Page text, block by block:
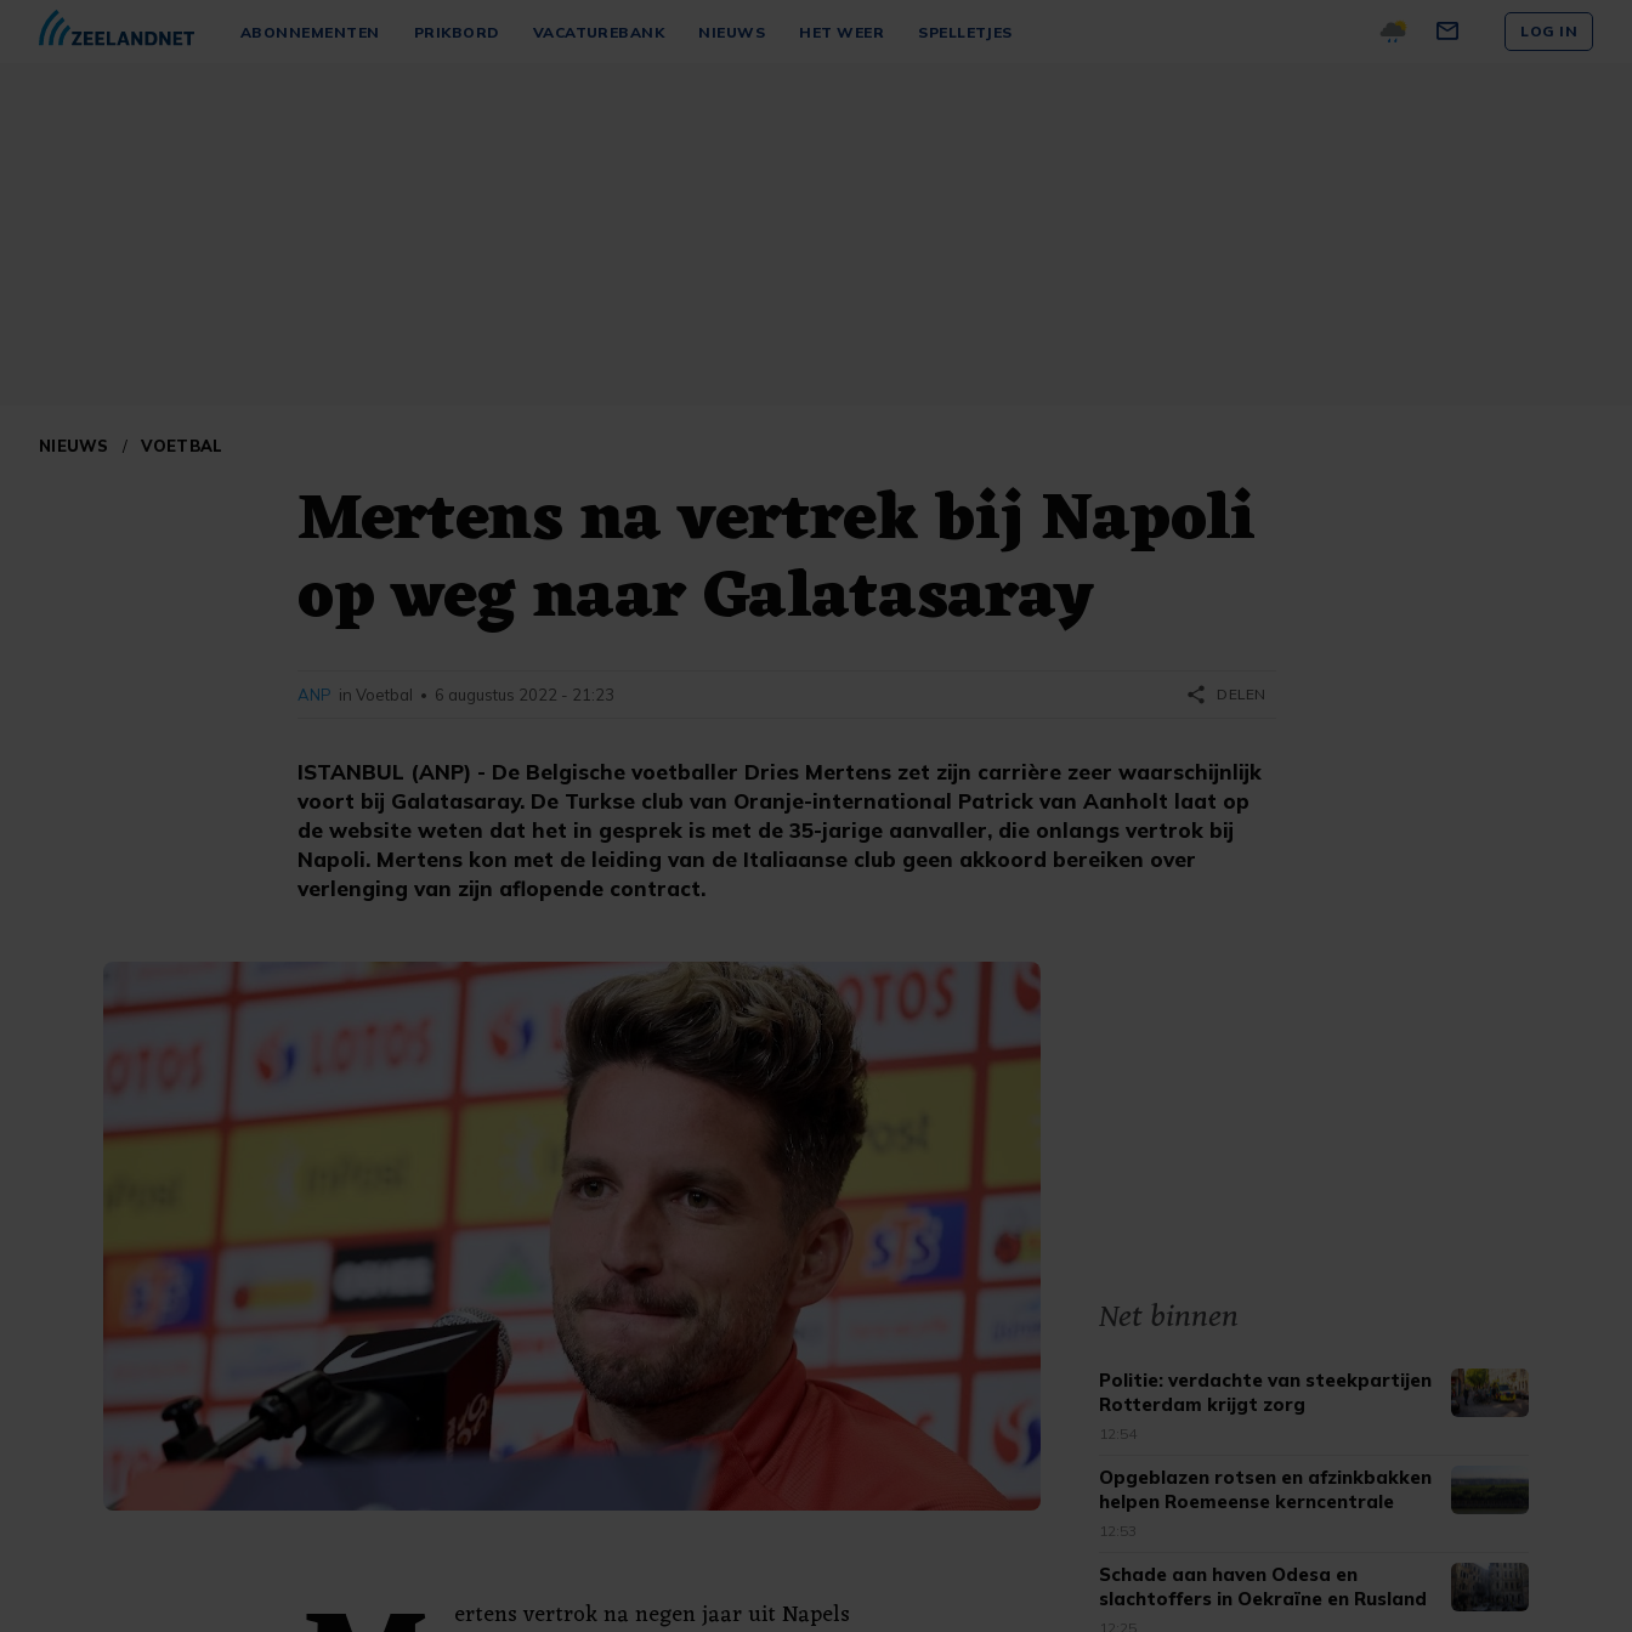
ABONNEMENTEN PRIKBORD VACATUREBANK NIEUWS HET WEER SPELLETJES LOG IN
NIEUWS / VOETBAL
Mertens na vertrek bij Napoli
op weg naar Galatasaray
ISTANBUL (ANP) - De Belgische voetballer Dries Mertens zet zijn carrière zeer waarschijnlijk
voort bij Galatasaray. De Turkse club van Oranje-international Patrick van Aanholt laat op
de website weten dat het in gesprek is met de 35-jarige aanvaller, die onlangs vertrok bij
Napoli. Mertens kon met de leiding van de Italiaanse club geen akkoord bereiken over
verlenging van zijn aflopende contract.
ANP in Voetbal • 6 augustus 2022 - 21:23 share DELEN
ertens vertrok na negen jaar uit Napels
Net binnen
Politie: verdachte van steekpartijen
Rotterdam krijgt zorg
12:54
Opgeblazen rotsen en afzinkbakken
helpen Roemeense kerncentrale
12:53
Schade aan haven Odesa en
slachtoffers in Oekraïne en Rusland
12:25